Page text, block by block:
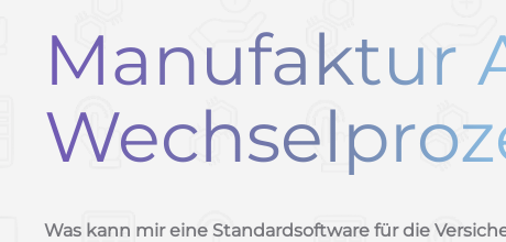
Manufaktur
Was kann mir eine Standardsoftware für die